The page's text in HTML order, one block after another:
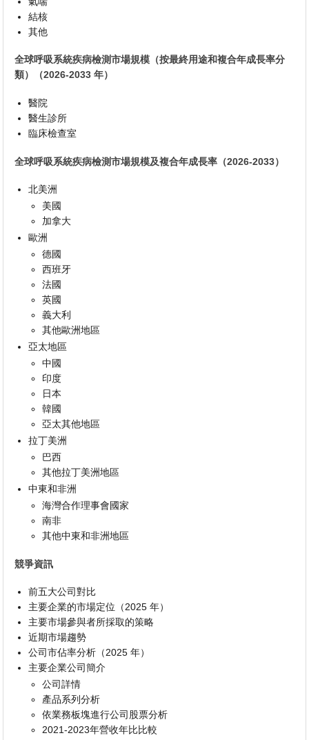
結核
其他
全球呼吸系統疾病檢測市場規模（按最終用途和複合年成長率分
類）（2026-2033 年）
醫院
醫生診所
臨床檢查室
全球呼吸系統疾病檢測市場規模及複合年成長率（2026-2033）
北美洲
美國
加拿大
歐洲
德國
西班牙
法國
英國
義大利
其他歐洲地區
亞太地區
中國
印度
日本
韓國
亞太其他地區
拉丁美洲
巴西
其他拉丁美洲地區
中東和非洲
海灣合作理事會國家
南非
其他中東和非洲地區
競爭資訊
前五大公司對比
主要企業的市場定位（2025 年）
主要市場參與者所採取的策略
近期市場趨勢
公司市佔率分析（2025 年）
主要企業公司簡介
公司詳情
產品系列分析
依業務板塊進行公司股票分析
2021-2023年營收年比比較